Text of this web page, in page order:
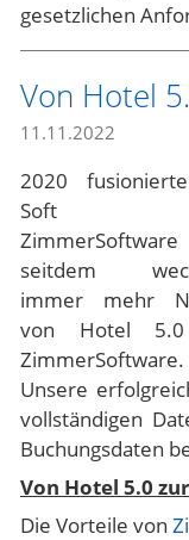
gesetzlichen
Von Hotel
11.11.2022
2020
Soft
seitdem
immer mehr
von Hotel
ZimmerSoftware.
Unsere
vollständigen
Buchungsdaten
Von Hotel 5.0
Die Vorteile von